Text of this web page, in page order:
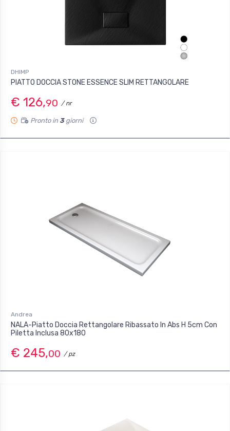
DHIMP
PIATTO DOCCIA STONE ESSENCE SLIM RETTANGOLARE
€ 126,90 / nr
Pronto in 3giorni
Andrea
NALA-Piatto Doccia Rettangolare Ribassato In Abs H 5cm Con
Piletta Inclusa 80x180
€ 245,00 / pz